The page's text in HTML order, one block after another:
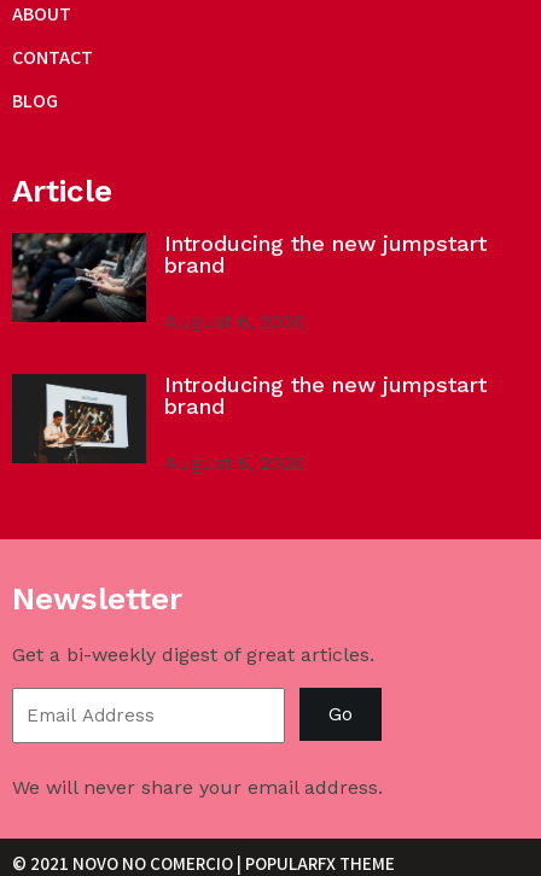
ABOUT
CONTACT
BLOG
Article
Introducing the new jumpstart
brand
August 6, 2020
Introducing the new jumpstart
brand
August 6, 2020
Newsletter
Get a bi-weekly digest of great articles.
Go
We will never share your email address.
© 2021 NOVO NO COMERCIO | POPULARFX THEME